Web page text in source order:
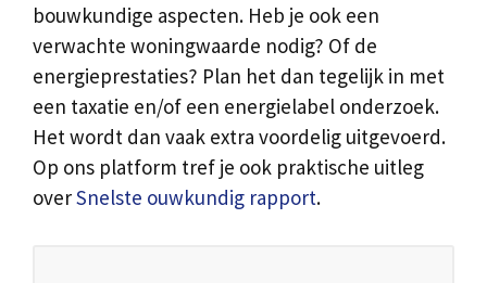
bouwkundige aspecten. Heb je ook een
verwachte woningwaarde nodig? Of de
energieprestaties? Plan het dan tegelijk in met
een taxatie en/of een energielabel onderzoek.
Het wordt dan vaak extra voordelig uitgevoerd.
Op ons platform tref je ook praktische uitleg
overSnelste ouwkundig rapport.